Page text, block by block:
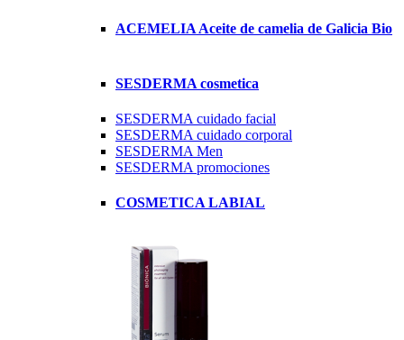
ACEMELIA Aceite de camelia de Galicia Bio
SESDERMA cosmetica
SESDERMA cuidado facial
SESDERMA cuidado corporal
SESDERMA Men
SESDERMA promociones
COSMETICA LABIAL